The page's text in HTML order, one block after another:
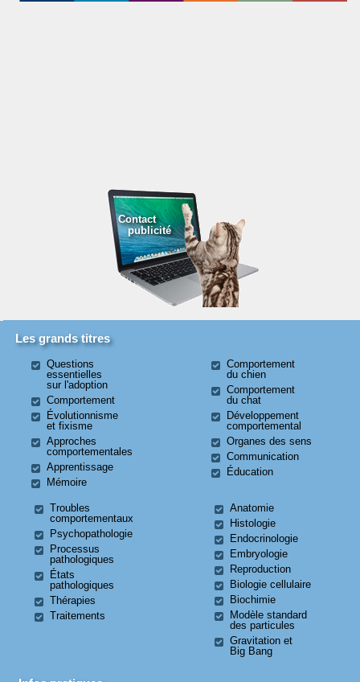
Contact
publicité
Les grands titres
Questions
essentielles
sur l'adoption
Comportement
Évolutionnisme
et fixisme
Approches
comportementales
Apprentissage
Mémoire
Comportement
du chien
Comportement
du chat
Développement
comportemental
Organes des sens
Communication
Éducation
Troubles
comportementaux
Psychopathologie
Processus
pathologiques
États
pathologiques
Thérapies
Traitements
Anatomie
Histologie
Endocrinologie
Embryologie
Reproduction
Biologie cellulaire
Biochimie
Modèle standard
des particules
Gravitation et
Big Bang